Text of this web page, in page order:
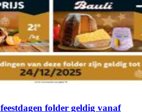
folder geldig vanaf